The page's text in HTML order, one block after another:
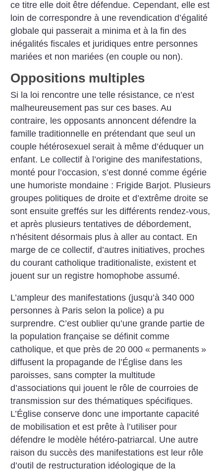
ce titre elle doit être défendue. Cependant, elle est
loin de correspondre à une revendication d’égalité
globale qui passerait a minima et à la fin des
inégalités fiscales et juridiques entre personnes
mariées et non mariées (en couple ou non).
Oppositions multiples
Si la loi rencontre une telle résistance, ce n’est
malheureusement pas sur ces bases. Au
contraire, les opposants annoncent défendre la
famille traditionnelle en prétendant que seul un
couple hétérosexuel serait à même d’éduquer un
enfant. Le collectif à l’origine des manifestations,
monté pour l’occasion, s’est donné comme égérie
une humoriste mondaine : Frigide Barjot. Plusieurs
groupes politiques de droite et d’extrême droite se
sont ensuite greffés sur les différents rendez-vous,
et après plusieurs tentatives de débordement,
n’hésitent désormais plus à aller au contact. En
marge de ce collectif, d’autres initiatives, proches
du courant catholique traditionaliste, existent et
jouent sur un registre homophobe assumé.
L’ampleur des manifestations (jusqu’à 340 000
personnes à Paris selon la police) a pu
surprendre. C’est oublier qu’une grande partie de
la population française se définit comme
catholique, et que près de 20 000 « permanents »
diffusent la propagande de l’Église dans les
paroisses, sans compter la multitude
d’associations qui jouent le rôle de courroies de
transmission sur des thématiques spécifiques.
L’Église conserve donc une importante capacité
de mobilisation et est prête à l’utiliser pour
défendre le modèle hétéro-patriarcal. Une autre
raison du succès des manifestations est leur rôle
d’outil de restructuration idéologique de la